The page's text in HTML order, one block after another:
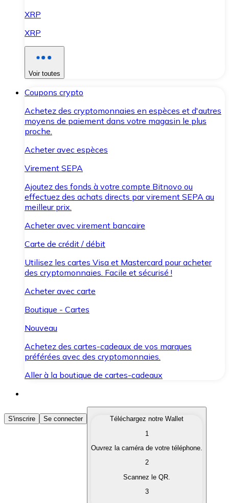
XRP
XRP
Voir toutes
Coupons crypto
Achetez des cryptomonnaies en espèces et d'autres
moyens de paiement dans votre magasin le plus
proche.
Acheter avec espèces
Virement SEPA
Ajoutez des fonds à votre compte Bitnovo ou
effectuez des achats directs par virement SEPA au
meilleur prix.
Acheter avec virement bancaire
Carte de crédit / débit
Utilisez les cartes Visa et Mastercard pour acheter
des cryptomonnaies. Facile et sécurisé !
Acheter avec carte
Boutique - Cartes
Nouveau
Achetez des cartes-cadeaux de vos marques
préférées avec des cryptomonnaies.
Aller à la boutique de cartes-cadeaux
Acheter des Cryptomonnaies
Achetez les cryptomonnaies qui vous intéressent
Convertissez vos cryptomonnaies en monnaie
S'inscrire Se connecter
Téléchargez notre Wallet
1
Ouvrez la caméra de votre téléphone.
2
Scannez le QR.
3